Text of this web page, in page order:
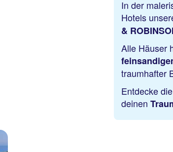
​In der
Hotels
&
Alle Häuser
traumhafter
Entdecke
deinen